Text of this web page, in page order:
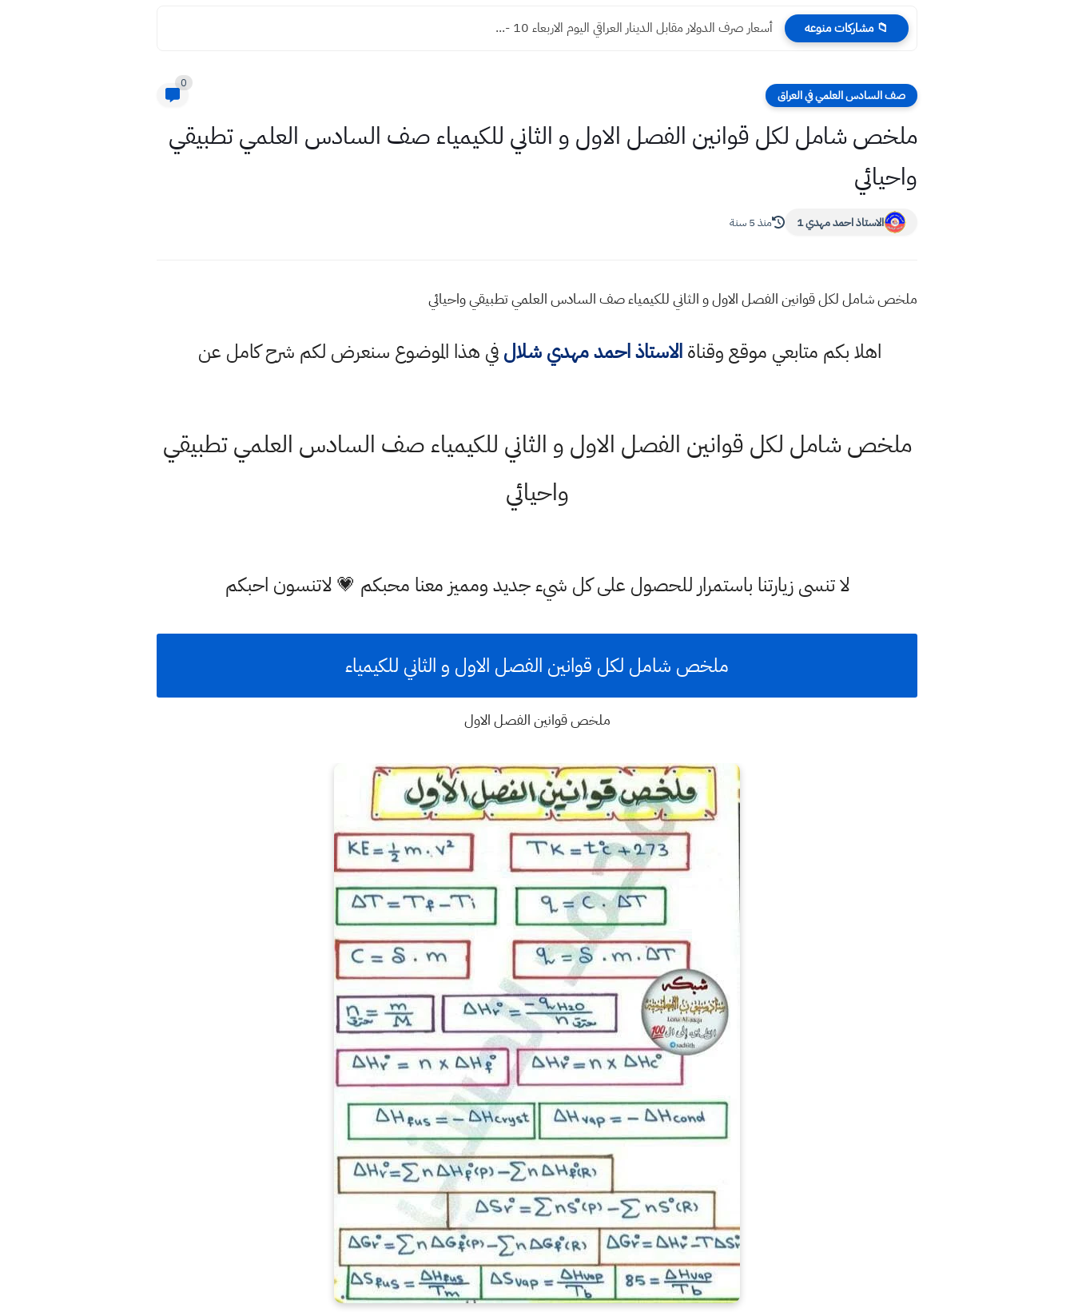
📁 مشاركات منوعه أسعار صرف الدولار مقابل الدينار العراقي اليوم الاربعاء 10 -...
صف السادس العلمي في العراق
0
ملخص شامل لكل قوانين الفصل الاول و الثاني للكيمياء صف السادس العلمي تطبيقي
واحيائي
الاستاذ احمد مهدي 1 منذ 5 سنة
ملخص شامل لكل قوانين الفصل الاول و الثاني للكيمياء صف السادس العلمي تطبيقي واحيائي
اهلا بكم متابعي موقع وقناةالاستاذ احمد مهدي شلالفي هذا الموضوع سنعرض لكم شرح كامل عن
ملخص شامل لكل قوانين الفصل الاول و الثاني للكيمياء صف السادس العلمي تطبيقي
واحيائي
لا تنسى زيارتنا باستمرار للحصول على كل شيء جديد ومميز معنا محبكم 💗 لاتنسون احبكم
ملخص شامل لكل قوانين الفصل الاول و الثاني للكيمياء
ملخص قوانين الفصل الاول